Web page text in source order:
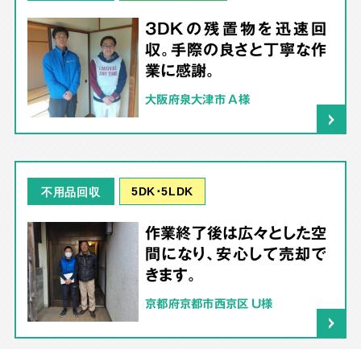
3DKの残置物を迅速回
収。手際の良さと丁寧な作
業に感謝。
大阪府泉大津市 A様
不用品回収 5DK･5LDK
作業終了後は広々とした空
間になり、安心して売却で
きます。
京都府京都市西京区 U様